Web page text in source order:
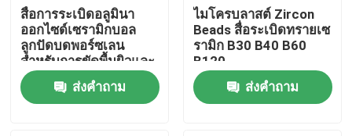
ขออ้าง
สื่อการพ่นเซรามิก
การพ่นลูกปัดเซรามิก
สื่อการระเบิดอลูมินา
ออกไซด์เซรามิกบอล
ลูกปัดบดพอร์ซเลน
สำหรับการขัดพื้นผิวและ
ขัดกรวด 36 กำหนดเอง
ส่งคำถาม
ไมโครบลาสต์ Zircon
Beads สื่อระเบิดทรายเซ
รามิก B30 B40 B60
B120
ส่งคำถาม